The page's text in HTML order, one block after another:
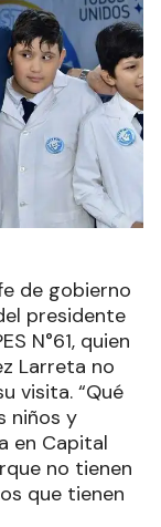
de gobierno
presidente
N°61, quien
Larreta no
visita. “Qué
niños y
en Capital
no tienen
que tienen